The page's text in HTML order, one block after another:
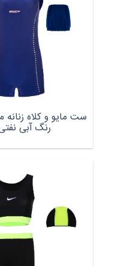
رنگ آبی